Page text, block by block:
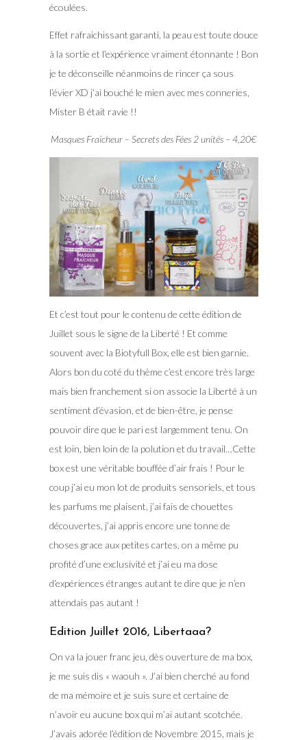
écoulées.
Effet rafraichissant garanti, la peau est toute douce
à la sortie et l’expérience vraiment étonnante ! Bon
je te déconseille néanmoins de rincer ça sous
l’évier XD j’ai bouché le mien avec mes conneries,
Mister B était ravie !!
Masques Fraicheur – Secrets des Fées 2 unités – 4,20€
Et c’est tout pour le contenu de cette édition de
Juillet sous le signe de la Liberté ! Et comme
souvent avec la Biotyfull Box, elle est bien garnie.
Alors bon du coté du thème c’est encore très large
mais bien franchement si on associe la Liberté à un
sentiment d’évasion, et de bien-être, je pense
pouvoir dire que le pari est largemment tenu. On
est loin, bien loin de la polution et du travail…Cette
box est une véritable bouffée d’air frais ! Pour le
coup j’ai eu mon lot de produits sensoriels, et tous
les parfums me plaisent, j’ai fais de chouettes
découvertes, j’ai appris encore une tonne de
choses grace aux petites cartes, on a même pu
profité d’une exclusivité et j’ai eu ma dose
d’expériences étranges autant te dire que je n’en
attendais pas autant !
Edition Juillet 2016, Libertaaa?
On va la jouer franc jeu, dès ouverture de ma box,
je me suis dis « waouh ». J’ai bien cherché au fond
de ma mémoire et je suis sure et certaine de
n’avoir eu aucune box qui m’ai autant scotchée.
J’avais adorée l’édition de Novembre 2015, mais je